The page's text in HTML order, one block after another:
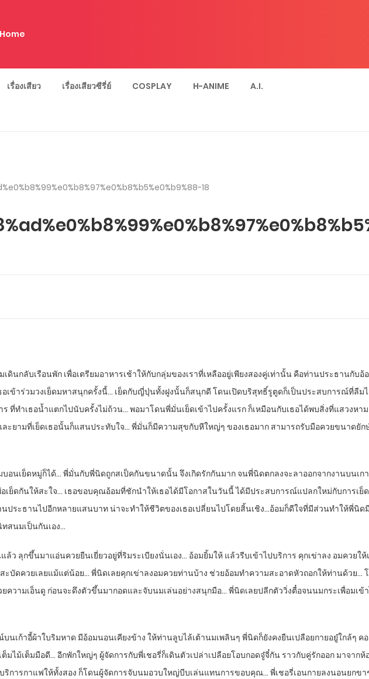
Home
เรื่องเสียว เรื่องเสียวซีรี่ย์ COSPLAY H-ANIME A.I.
18
ดินกลับเรือนพัก เพื่อเตรียมอาหารเช้าให้กับกลุ่มของเราที่เหลืออยู่เพียงสองคู่เท่านั้น คือท่านประธานกับ
เข้าร่วมวงเย็ดมหาสนุกครั้งนี้… เย็ดกับญี่ปุ่นทั้งฝูงนั้นก็สนุกดี โดนเปิดบริสุทธิ์รูตูดก็เป็นประสบการณ์ที่ลืม
ที่ทำเธอน้ำแตกไปนับครั้งไม่ถ้วน… พอมาโดนพี่มั่นเย็ดเข้าไปครั้งแรก ก็เหมือนกับเธอได้พบสิ่งที่แสวงห
ะยามที่เย็ดเธอนั้นก็แสนประทับใจ… พี่มั่นก็มีความสุขกับหีใหญ่ๆ ของเธอมาก สามารถรับมือควยขนาดยัก
อนเย็ดหมู่ก็ได้… พี่มั่นกับพี่นิดถูกสเป็คกันขนาดนั้น จึงเกิดรักกันมาก จนพี่นิดตกลงจะลาออกจากงานบนเก
อเย็ดกันให้สะใจ… เธอขอบคุณอ้อมที่ชักนำให้เธอได้มีโอกาสในวันนี้ ได้มีประสบการณ์แปลกใหม่กับการเ
ประธานไปอีกหลายแสนบาท น่าจะทำให้ชีวิตของเธอเปลี่ยนไปโดยสิ้นเชิง…อ้อมก็ดีใจที่มีส่วนทำให้พี่นิ
สนมเป็นกันเอง…
ลุกขึ้นมาแอ่นควยยืนเยี่ยวอยู่ที่ริมระเบียงนั่นเอง… อ้อมยิ้มให้ แล้วรีบเข้าไปบริการ คุกเข่าลง อมควยให้
สะบัดควยเลยแม้แต่น้อย… พี่นิดเลยคุกเข่าลงอมควยท่านบ้าง ช่วยอ้อมทำความสะอาดหัวถอกให้ท่านด้วย…
วามเอ็นดู ก่อนจะดึงตัวขึ้นมากอดและจับนมเล่นอย่างสนุกมือ… พี่นิดเลยปลีกตัววิ่งตื๋อจนนมกระเพื่อมเข้า
เก้าอี้ผ้าใบริมหาด มีอ้อมนอนเคียงข้าง ให้ท่านลูบไล้เต้านมเพลินๆ พี่นิดก็ยังคงยืนเปลือยกายอยู๋ใกล้ๆ ค
มไม้เต็มมือดี… อีกพักใหญ่ๆ ผู้จัดการกับพี่เชอรี่ก็เดินตัวเปล่าเปลือยโอบกอดจู๋จี๋กัน ราวกับคู่รักออก มาจากห้
การกาแฟให้ทั้งสอง ก็โดนผู้จัดการจับนมอวบใหญ่บีบเล่นแทนการขอบคุณ… พี่เชอรี่เอนกายลงนอนยกขา